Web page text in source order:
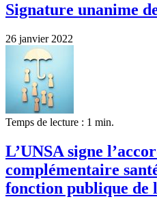
Signature unanime
26 janvier 2022
Temps de lecture : 1 min.
L’UNSA signe
complémentaire
fonction publique de